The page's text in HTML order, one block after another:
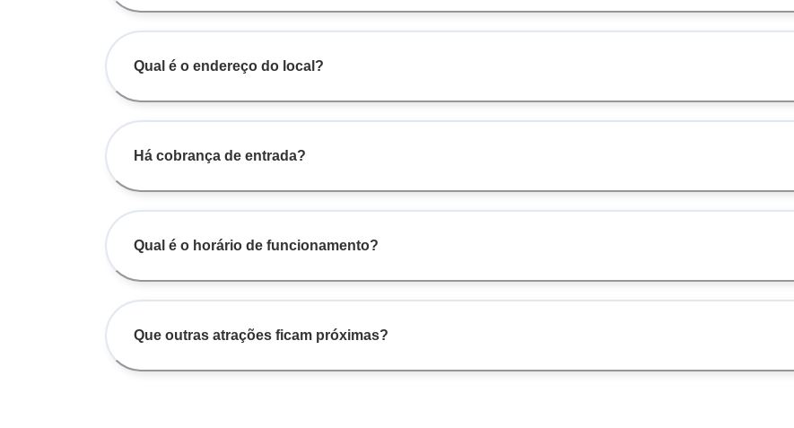
Qual é o endereço do local?
Há cobrança de entrada?
Qual é o horário de funcionamento?
Que outras atrações ficam próximas?